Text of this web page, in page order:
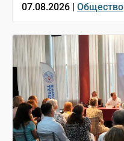
07.08.2026 | Общество